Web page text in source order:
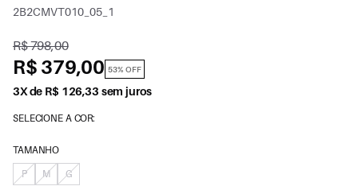
2B2CMVT010_05_1
R$ 798,00
R$ 379,00 53% OFF
3X de R$ 126,33 sem juros
SELECIONE A COR:
TAMANHO
P
M G